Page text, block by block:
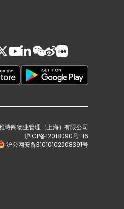
诗阁物业管理（上海）有限公司
沪ICP备12018090号-16
沪公网安备31010102008391号